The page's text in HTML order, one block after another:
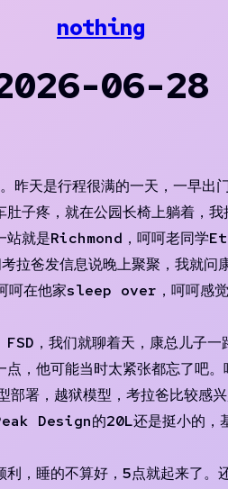
nothing
06-28
昨天是行程很满的一天，一早
疼，就在公园长椅上躺着，
就是Richmond，呵呵老同学
爸发信息说晚上聚聚，我就
在他家sleep over，呵呵感觉
，我们就聊着天，康总儿子
，他可能当时太紧张都忘了吧
署，越狱模型，考拉爸比较感
Design的20L还是挺小的，
，睡的不算好，5点就起来了